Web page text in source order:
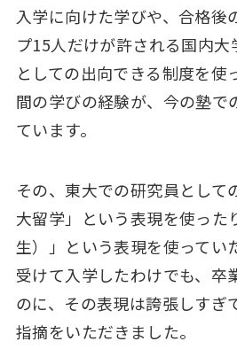
入学に向けた学びや、合格後
プ15人だけが許される国内
としての出向できる制度を使
間の学びの経験が、今の塾で
ています。
その、東大での研究員として
大留学」という表現を使った
生）」という表現を使ってい
受けて入学したわけでも、卒
のに、その表現は誇張しすぎ
指摘をいただきました。